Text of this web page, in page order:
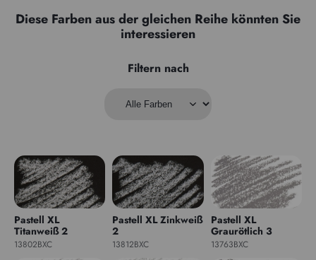
Diese Farben aus der gleichen Reihe könnten Sie
interessieren
Filtern nach
Pastell XL
Titanweiß 2
13802BXC
Pastell XL Zinkweiß
2
13812BXC
Pastell XL
Graurötlich 3
13763BXC